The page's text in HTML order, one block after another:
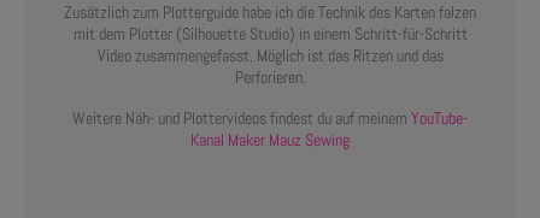
Zusätzlich zum Plotterguide habe ich die Technik des Karten falzen
mit dem Plotter (Silhouette Studio) in einem Schritt-für-Schritt
Video zusammengefasst. Möglich ist das Ritzen und das
Perforieren.
Weitere Näh- und Plottervideos findest du auf meinem YouTube-
Kanal Maker Mauz Sewing